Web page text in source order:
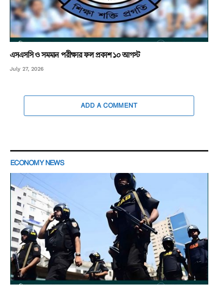
এসএসসি ও সমমান পরীক্ষার ফল প্রকাশ ১০ আগস্ট
July 27, 2026
ADD A COMMENT
ECONOMY NEWS